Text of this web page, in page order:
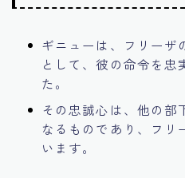
ギニューは、フリーザ
として、彼の命令を忠
た。
その忠誠心は、他の部
なるものであり、フリ
います。